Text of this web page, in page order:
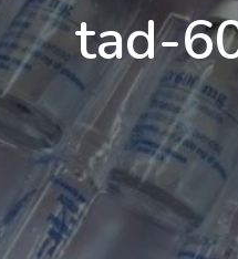
tad-